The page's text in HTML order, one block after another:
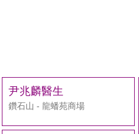
尹兆麟醫生
鑽石山 - 龍蟠苑商場